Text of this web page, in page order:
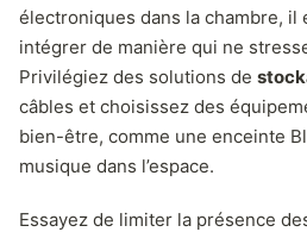
électroniques dans la chambre, il
intégrer de manière qui ne
Privilégiez des solutions de
câbles et choisissez des
bien-être, comme une enceinte
musique dans l’espace.
Essayez de limiter la présence